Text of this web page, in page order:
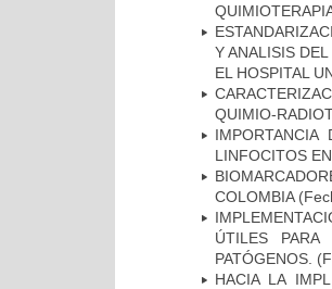
Y ANALISIS
EL HOSPITAL
QUIMIO-
LINFOCITOS
COLOMBIA
ÚTILES
PATÓGENOS.
HACIA LA